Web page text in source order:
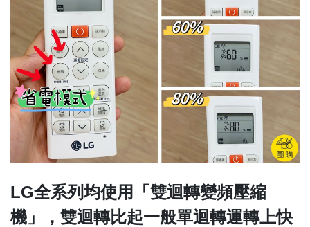
LG全系列均使用「雙迴轉變頻壓縮
機」，雙迴轉比起一般單迴轉運轉上快